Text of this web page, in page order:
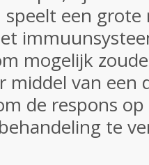
een grote
mogelijk
middel van een
de respons op
te